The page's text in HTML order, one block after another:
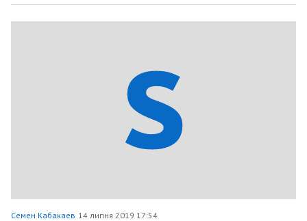
Семен Кабакаев 14 липня 2019 17:54